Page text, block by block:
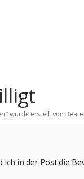
" wurde erstellt von
in der Post die